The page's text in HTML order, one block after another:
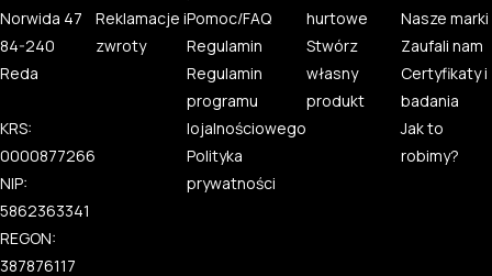
Norwida 47
84-240
Reda
KRS:
0000877266
NIP:
5862363341
REGON:
387876117
Reklamacje i
zwroty
Pomoc/FAQ
Regulamin
Regulamin
programu
lojalnościowego
Polityka
prywatności
hurtowe
Stwórz
własny
produkt
Nasze marki
Zaufali nam
Certyfikaty i
badania
Jak to
robimy?